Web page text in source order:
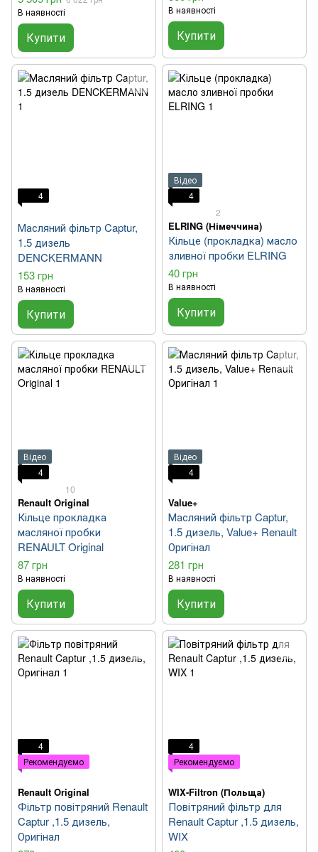
В наявності
Купити
В наявності
Купити
4
Масляний фільтр Captur,
1.5 дизель
DENCKERMANN
153 грн
В наявності
Купити
Відео
4
2
ELRING (Німеччина)
Кільце (прокладка) масло
зливної пробки ELRING
40 грн
В наявності
Купити
Відео
4
10
Renault Original
Кільце прокладка
масляної пробки
RENAULT Original
87 грн
В наявності
Купити
Відео
4
Value+
Масляний фільтр Captur,
1.5 дизель, Value+ Renault
Оригінал
281 грн
В наявності
Купити
4
Рекомендуємо
Renault Original
Фільтр повітряний Renault
Captur ,1.5 дизель,
Оригінал
4
Рекомендуємо
WIX-Filtron (Польща)
Повітряний фільтр для
Renault Captur ,1.5 дизель,
WIX